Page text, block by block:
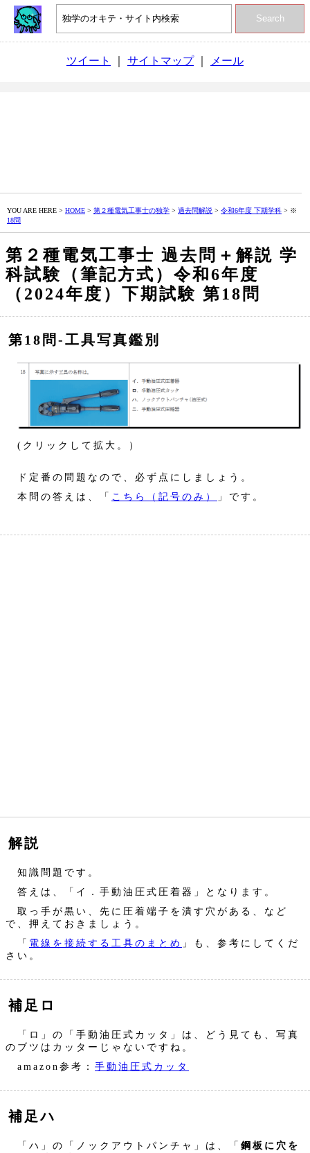
Search
ツイート サイトマップ｜ メール
YOU ARE HERE > HOME > 第２種電気工事士の独学 > 過去問解説 > 令和6年度 下期学科 > ※
18問
第２種電気工事士 過去問＋解説 学
科試験（筆記方式）令和6年度
（2024年度）下期試験 第18問
第18問‐工具写真鑑別
(クリックして拡大。）
ド定番の問題なので、必ず点にしましょう。
本問の答えは、「 こちら（記号のみ） 」です。
解説
知識問題です。
答えは、「イ．手動油圧式圧着器」となります。
取っ手が黒い、先に圧着端子を潰す穴がある、など
で、押えておきましょう。
「 電線を接続する工具のまとめ 」も、参考にしてくだ
さい。
補足ロ
「ロ」の「手動油圧式カッタ」は、どう見ても、写真
のブツはカッターじゃないですね。
amazon参考： 手動油圧式カッタ
補足ハ
「ハ」の「ノックアウトパンチャ」は、「 鋼板に穴を